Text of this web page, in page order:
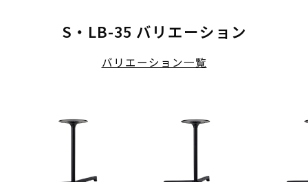
S・LB-35 バリエーション
バリエーション一覧